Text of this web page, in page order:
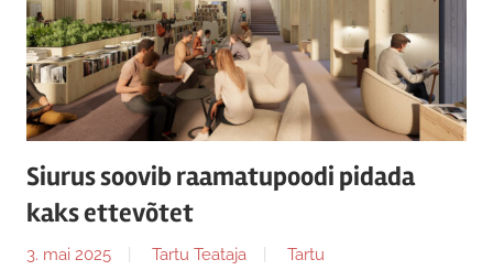
Siurus soovib raamatupoodi pidada
kaks ettevõtet
3. mai 2025 Tartu Teataja Tartu